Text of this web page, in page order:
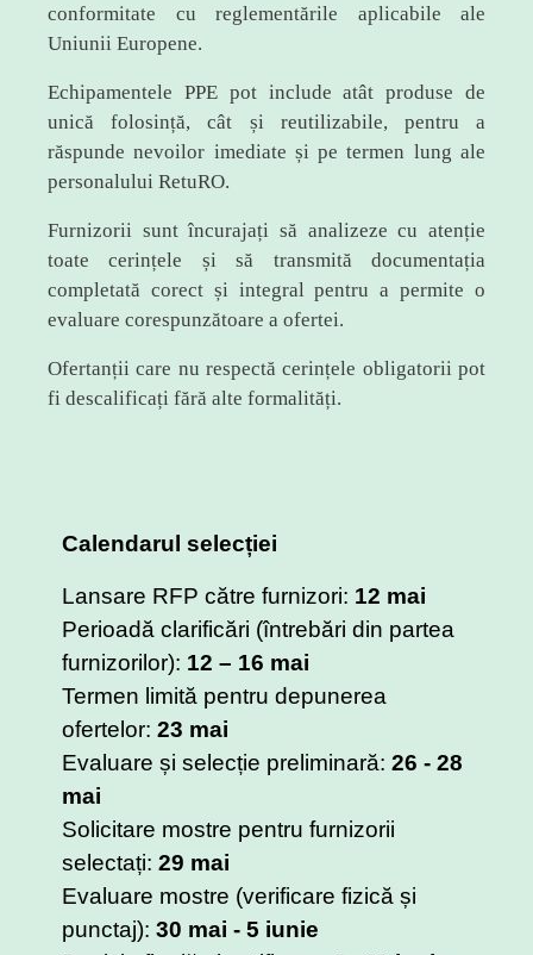
conformitate cu reglementările aplicabile ale
Uniunii Europene.
Echipamentele PPE pot include atât produse de
unică folosință, cât și reutilizabile, pentru a
răspunde nevoilor imediate și pe termen lung ale
personalului RetuRO.
Furnizorii sunt încurajați să analizeze cu atenție
toate cerințele și să transmită documentația
completată corect și integral pentru a permite o
evaluare corespunzătoare a ofertei.
Ofertanții care nu respectă cerințele obligatorii pot
fi descalificați fără alte formalități.
Calendarul selecției
Lansare RFP către furnizori: 12 mai
Perioadă clarificări (întrebări din partea
furnizorilor): 12 – 16 mai
Termen limită pentru depunerea
ofertelor: 23 mai
Evaluare și selecție preliminară: 26 - 28
mai
Solicitare mostre pentru furnizorii
selectați: 29 mai
Evaluare mostre (verificare fizică și
punctaj): 30 mai - 5 iunie